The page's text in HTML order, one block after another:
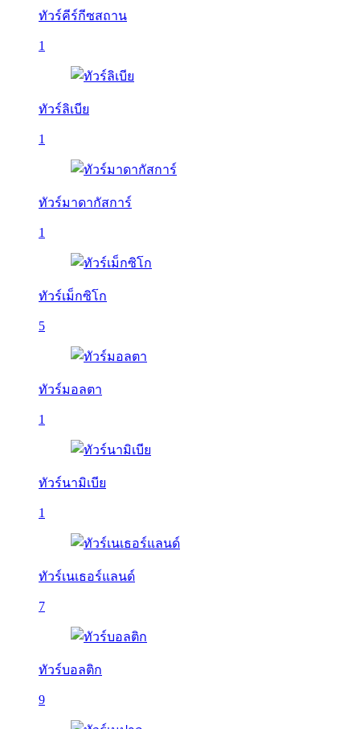
ทัวร์คีร์กีซสถาน
1
ทัวร์ลิเบีย
1
ทัวร์มาดากัสการ์
1
ทัวร์เม็กซิโก
5
ทัวร์มอลตา
1
ทัวร์นามิเบีย
1
ทัวร์เนเธอร์แลนด์
7
ทัวร์บอลติก
9